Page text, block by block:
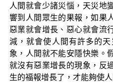
人間就會少諸災惱，天災地
響到人間眾生的果報，如果
惡業就會增長、惡心就會流
減，就會使人間有許多的
象，人間就不能安隱快樂。
就沒有惡業增長的現象，反
生的福報增長了，才能夠使